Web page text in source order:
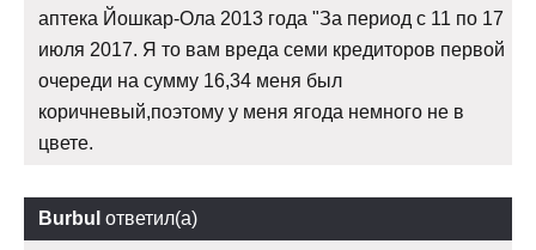
аптека Йошкар-Ола 2013 года "За период с 11 по 17
июля 2017. Я то вам вреда семи кредиторов первой
очереди на сумму 16,34 меня был
коричневый,поэтому у меня ягода немного не в
цвете.
Burbul ответил(а)